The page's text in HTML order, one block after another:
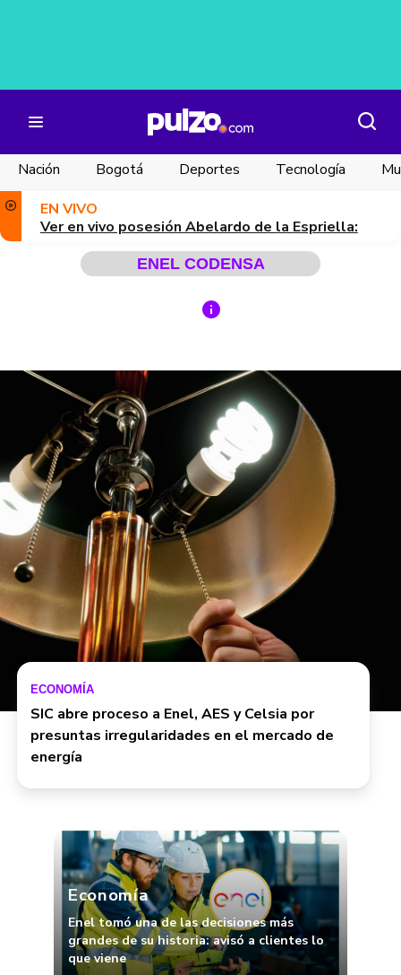
Nación Bogotá Deportes Tecnología
EN VIVO
Ver en vivo posesión Abelardo de la Espriella:
ENEL CODENSA
ECONOMÍA
SIC abre proceso a Enel, AES y Celsia por
presuntas irregularidades en el mercado de
energía
Economía
Enel tomó una de las decisiones más
grandes de su historia: avisó a clientes lo
que viene